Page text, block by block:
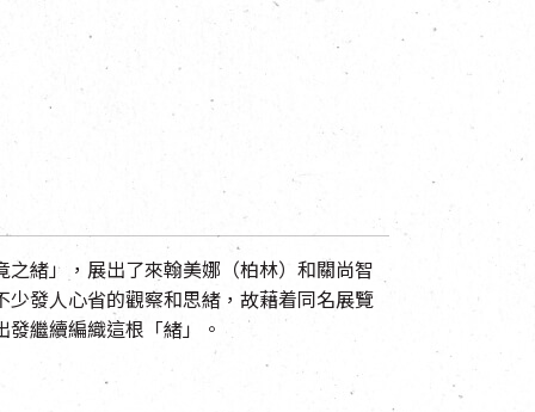
之緒」，展出了來翰美娜（柏林）和關尚智
少發人心省的觀察和思緒，故藉着同名展覽
繼續編織這根「緒」。